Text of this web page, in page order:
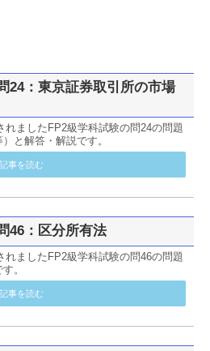
24：東京証券取引所の市場
れましたFP2級学科試験の問24の問題
と解答・解説です。
記事を読む
46：区分所有法
れましたFP2級学科試験の問46の問題
。
記事を読む